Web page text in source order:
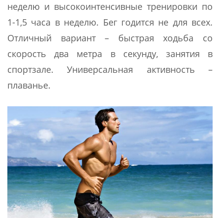
неделю и высокоинтенсивные тренировки по
1-1,5 часа в неделю. Бег годится не для всех.
Отличный вариант – быстрая ходьба со
скорость два метра в секунду, занятия в
спортзале. Универсальная активность –
плаванье.